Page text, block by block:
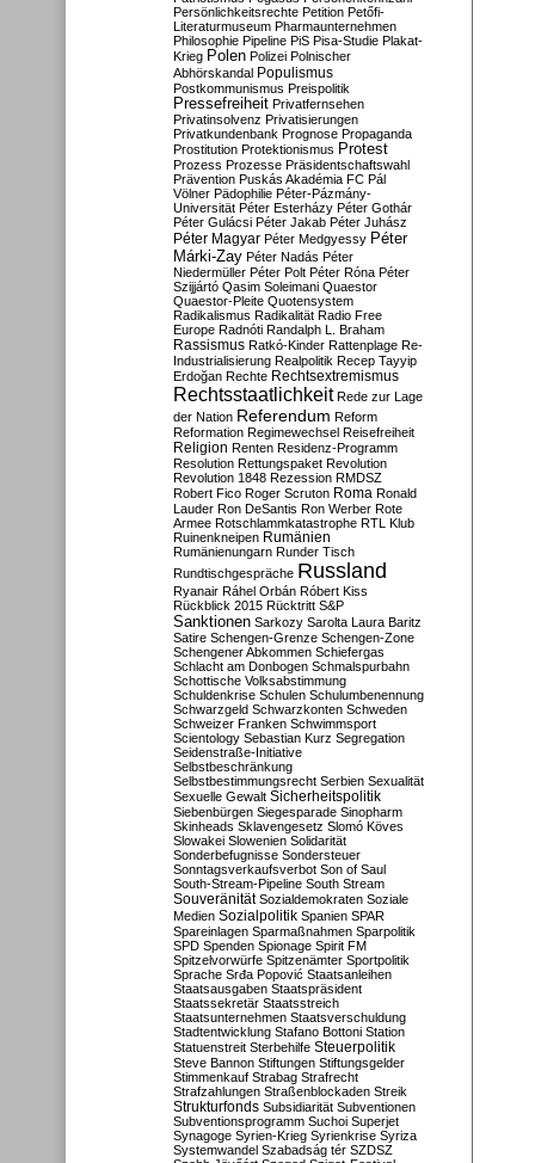
Persönlichkeitsrechte Petition Petőfi-
Literaturmuseum Pharmaunternehmen
Philosophie Pipeline PiS Pisa-Studie Plakat-
Krieg Polen Polizei Polnischer
Abhörskandal Populismus
Postkommunismus Preispolitik
Pressefreiheit Privatfernsehen
Privatinsolvenz Privatisierungen
Privatkundenbank Prognose Propaganda
Prostitution Protektionismus Protest
Prozess Prozesse Präsidentschaftswahl
Prävention Puskás Akadémia FC Pál
Völner Pädophilie Péter-Pázmány-
Universität Péter Esterházy Péter Gothár
Péter Gulácsi Péter Jakab Péter Juhász
Péter Magyar Péter Medgyessy Péter
Márki-Zay Péter Nadás Péter
Niedermüller Péter Polt Péter Róna Péter
Szijjártó Qasim Soleimani Quaestor
Quaestor-Pleite Quotensystem
Radikalismus Radikalität Radio Free
Europe Radnóti Randalph L. Braham
Rassismus Ratkó-Kinder Rattenplage Re-
Industrialisierung Realpolitik Recep Tayyip
Erdoğan Rechte Rechtsextremismus
Rechtsstaatlichkeit Rede zur Lage
der Nation Referendum Reform
Reformation Regimewechsel Reisefreiheit
Religion Renten Residenz-Programm
Resolution Rettungspaket Revolution
Revolution 1848 Rezession RMDSZ
Robert Fico Roger Scruton Roma Ronald
Lauder Ron DeSantis Ron Werber Rote
Armee Rotschlammkatastrophe RTL Klub
Ruinenkneipen Rumänien
Rumänienungarn Runder Tisch
Rundtischgespräche Russland
Ryanair Ráhel Orbán Róbert Kiss
Rückblick 2015 Rücktritt S&P
Sanktionen Sarkozy Sarolta Laura Baritz
Satire Schengen-Grenze Schengen-Zone
Schengener Abkommen Schiefergas
Schlacht am Donbogen Schmalspurbahn
Schottische Volksabstimmung
Schuldenkrise Schulen Schulumbenennung
Schwarzgeld Schwarzkonten Schweden
Schweizer Franken Schwimmsport
Scientology Sebastian Kurz Segregation
Seidenstraße-Initiative
Selbstbeschränkung
Selbstbestimmungsrecht Serbien Sexualität
Sexuelle Gewalt Sicherheitspolitik
Siebenbürgen Siegesparade Sinopharm
Skinheads Sklavengesetz Slomó Köves
Slowakei Slowenien Solidarität
Sonderbefugnisse Sondersteuer
Sonntagsverkaufsverbot Son of Saul
South-Stream-Pipeline South Stream
Souveränität Sozialdemokraten Soziale
Medien Sozialpolitik Spanien SPAR
Spareinlagen Sparmaßnahmen Sparpolitik
SPD Spenden Spionage Spirit FM
Spitzelvorwürfe Spitzenämter Sportpolitik
Sprache Srđa Popović Staatsanleihen
Staatsausgaben Staatspräsident
Staatssekretär Staatsstreich
Staatsunternehmen Staatsverschuldung
Stadtentwicklung Stafano Bottoni Station
Statuenstreit Sterbehilfe Steuerpolitik
Steve Bannon Stiftungen Stiftungsgelder
Stimmenkauf Strabag Strafrecht
Strafzahlungen Straßenblockaden Streik
Strukturfonds Subsidiarität Subventionen
Subventionsprogramm Suchoi Superjet
Synagoge Syrien-Krieg Syrienkrise Syriza
Systemwandel Szabadság tér SZDSZ